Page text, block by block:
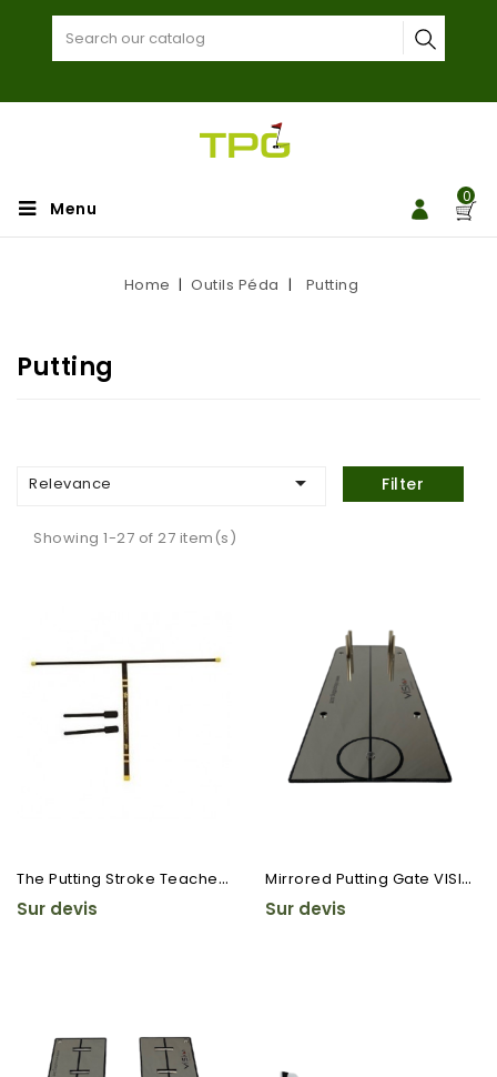
0
Menu
Home Outils Péda Putting
Putting
Relevance  Filter
Showing 1-27 of 27 item(s)
T
He Putting Stroke Teacher ©
Sur devis
M
Irrored Putting Gate VISIO ©
Sur devis